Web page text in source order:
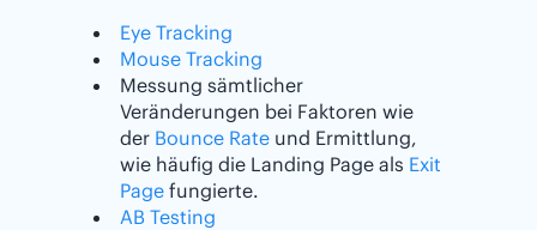
Eye Tracking
Mouse Tracking
Messung sämtlicher
Veränderungen bei Faktoren wie
der Bounce Rate und Ermittlung,
wie häufig die Landing Page als Exit
Page fungierte.
AB Testing